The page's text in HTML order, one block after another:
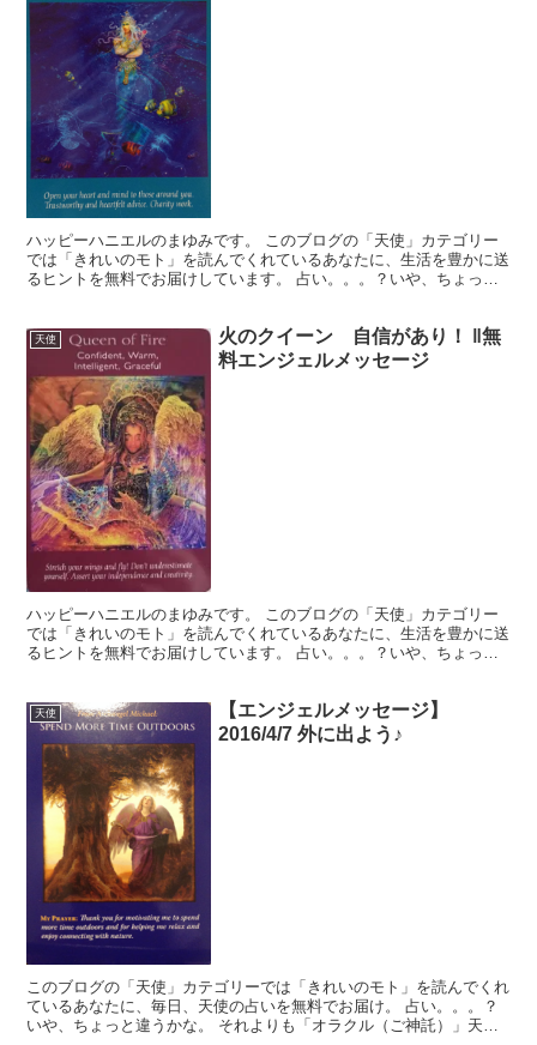
ハッピーハニエルのまゆみです。 このブログの「天使」カテゴリー
では「きれいのモト」を読んでくれているあなたに、生活を豊かに送
るヒントを無料でお届けしています。 占い。。。？いや、ちょっと
天使
火のクイーン 自信があり！ ‖無
料エンジェルメッセージ
ハッピーハニエルのまゆみです。 このブログの「天使」カテゴリー
では「きれいのモト」を読んでくれているあなたに、生活を豊かに送
るヒントを無料でお届けしています。 占い。。。？いや、ちょっと
天使
【エンジェルメッセージ】
2016/4/7 外に出よう♪
このブログの「天使」カテゴリーでは「きれいのモト」を読んでくれ
ているあなたに、毎日、天使の占いを無料でお届け。 占い。。。？
いや、ちょっと違うかな。 それよりも「オラクル（ご神託）」天か